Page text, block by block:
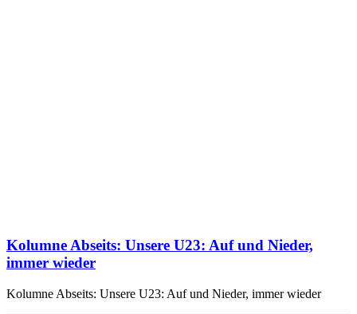
Kolumne Abseits: Unsere U23: Auf und Nieder,
immer wieder
Kolumne Abseits: Unsere U23: Auf und Nieder, immer wieder